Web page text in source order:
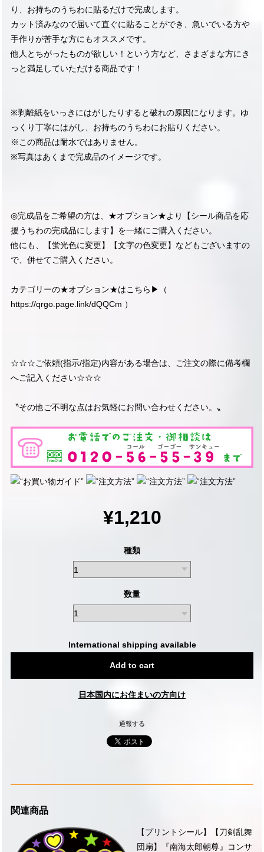
り、お持ちのうちわに貼るだけで完成します。
カット済みなので届いて直ぐに貼ることができ、急いでいる方や
手作りが苦手な方にもオススメです。
他人とちがったものが欲しい！という方など、さまざまな方にき
っと満足していただける商品です！
※剥離紙をいっきにはがしたりすると破れの原因になります。ゆ
っくり丁寧にはがし、お持ちのうちわにお貼りください。
※この商品は耐水ではありません。
※写真はあくまで完成品のイメージです。
◎完成品をご希望の方は、★オプション★より【シール商品を応
援うちわの完成品にします】を一緒にご購入ください。
他にも、【蛍光色に変更】【文字の色変更】などもございますの
で、併せてご購入ください。
カテゴリーの★オプション★はこちら▶︎（
https://qrgo.page.link/dQQCm ）
☆☆☆ご依頼(指示/指定)内容がある場合は、ご注文の際に備考欄
へご記入ください☆☆☆
〝その他ご不明な点はお気軽にお問い合わせください。〟
¥1,210
種類
数量
International shipping available
Add to cart
日本国内にお住まいの方向け
通報する
関連商品
【プリントシール】【刀剣乱舞
団扇】『南海太郎朝尊』コンサ